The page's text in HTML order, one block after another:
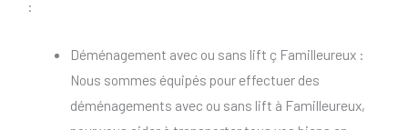
:
Déménagement avec ou sans lift ç Familleureux :
Nous sommes équipés pour effectuer des
déménagements avec ou sans lift à Familleureux,